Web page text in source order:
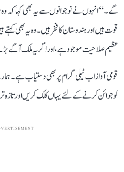
گے۔‘‘ انہوں نے نوجوانوں سے یہ بھی کہا کہ
قوت ہیں اور ہندوستان کا فخر ہیں۔ وہ یہ بھی
عظیم صلاحیت موجود ہے، اور اگر یہ ملک آگے
قومی آواز اب ٹیلی گرام پر بھی دستیاب ہے۔
کو جوائن کرنے کے لئے یہاں کلک کریں اور